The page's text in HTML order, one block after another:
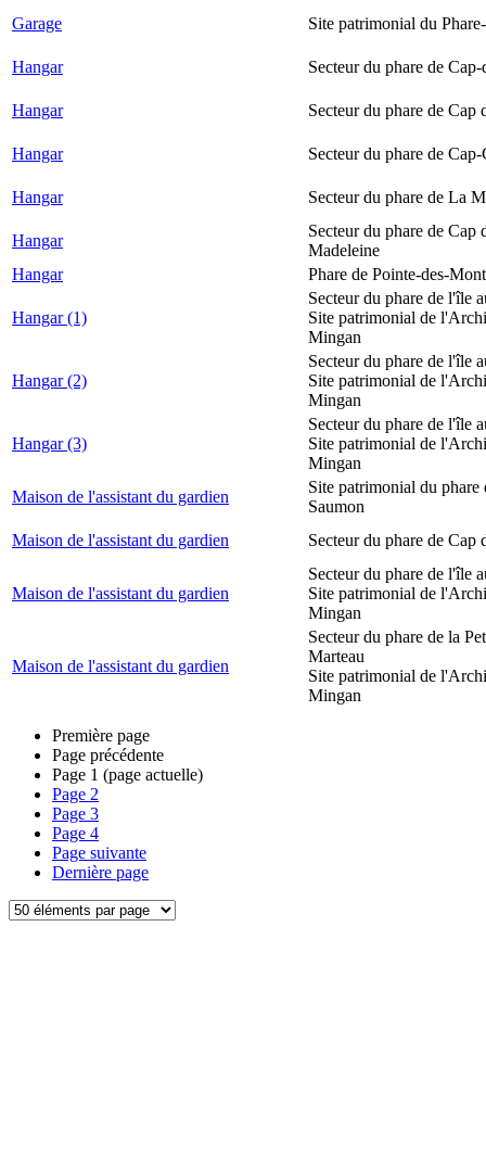
Garage Site patrimonial du
Hangar Secteur du phare de Cap-
Hangar Secteur du phare de Cap
Hangar Secteur du phare de Cap-
Hangar Secteur du phare de La
Hangar
Secteur du phare de Cap
Madeleine
Hangar
Phare de Pointe-des-
Hangar (1)
Secteur du phare de l'île
Site patrimonial de
Mingan
Hangar (2)
Secteur du phare de l'île
Site patrimonial de
Mingan
Hangar (3)
Secteur du phare de l'île
Site patrimonial de
Mingan
Maison de l'assistant du gardien
Site patrimonial du phare
Saumon
Maison de l'assistant du gardien
Secteur du phare de Cap
Maison de l'assistant du gardien
Secteur du phare de l'île
Site patrimonial de
Mingan
Maison de l'assistant du gardien
Secteur du phare de la
Marteau
Site patrimonial de
Mingan
Première page
Page précédente
Page 1 (page actuelle)
Page 2
Page 3
Page 4
Page suivante
Dernière page